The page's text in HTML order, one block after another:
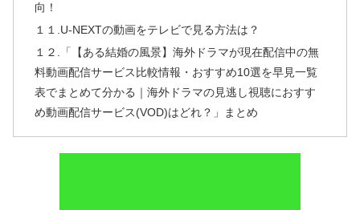
向！
１１.U-NEXTの動画をテレビで見る方法は？
１２.「【ある結婚の風景】海外ドラマが現在配信中の無
料動画配信サービス比較情報・おすすめ10選を早見一覧
表でまとめて分かる｜海外ドラマの見逃し視聴におすす
め動画配信サービス(VOD)はどれ？」まとめ